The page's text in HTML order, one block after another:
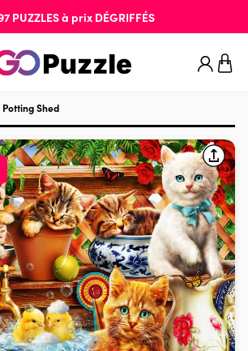
PUZZLESà prix DÉGRIFFÉS
Shed